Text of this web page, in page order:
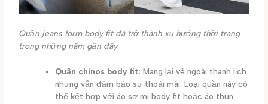
Quần jeans form body fit đã trở thành xu hướng thời trang
trong những năm gần đây
Quần chinos body fit: Mang lại vẻ ngoài thanh lịch
nhưng vẫn đảm bảo sự thoải mái. Loại quần này có
thể kết hợp với áo sơ mi body fit hoặc áo thun